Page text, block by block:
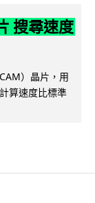
搜尋速度
）晶片，用
算速度比標準